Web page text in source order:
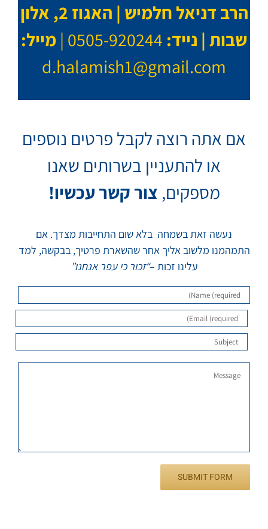
הרב דניאל חלמיש | האגוז 2, אלון
שבות | נייד: 0505-920244
| מייל:
d.halamish1@gmail.com
אם אתה רוצה לקבל פרטים נוספים
או להתעניין בשרותים שאנו
מספקים, צור קשר עכשיו!
נעשה זאת בשמחה בלא שום התחייבות מצדך. אם
התמהמנו מלשוב אליך אחר שהשארת פרטיך, בבקשה, למד
עלינו זכות –“זכור כי עפר אנחנו”